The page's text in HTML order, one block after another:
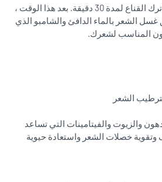
لف الشعر بغطاء الدش واترك القناع لمدة 30 دقيقة. بعد هذا الوقت ،
غسل الشعر بالماء الدافئ والشامبو الذي
المناسب لشعرك.
والزيوت والفيتامينات التي تساعد
خصلات الشعر واستعادة حيوية